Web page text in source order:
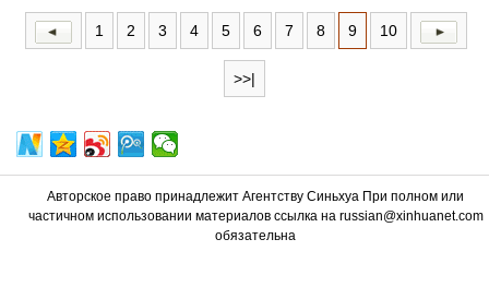
НАУКА ПРИРОДА КУЛЬТУРА
ЗДОРОВЬЕ
1 2 3 4 5 6 7 8 9 10
>>|
Авторское право принадлежит Агентству Синьхуа При полном или
частичном использовании материалов ссылка на russian@xinhuanet.com
обязательна